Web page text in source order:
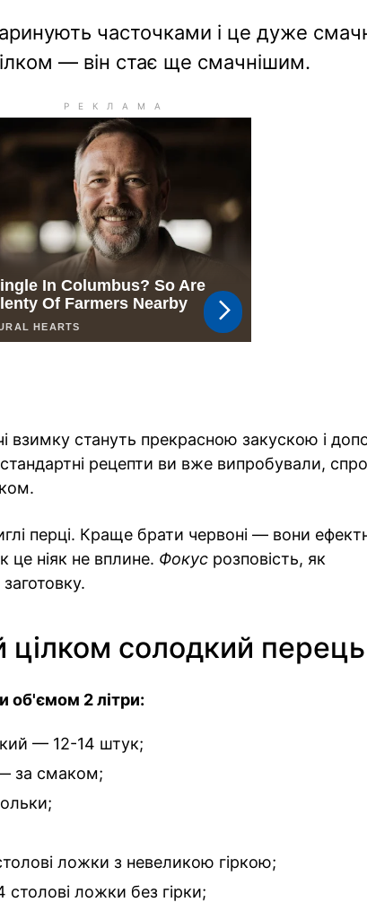
часточками і це дуже
— він стає ще смачнішим.
взимку стануть прекрасною закускою і
рецепти ви вже випробували,
перці. Краще брати червоні — вони
це ніяк не вплине. Фокус розповість, як
солодкий перець
об'ємом 2 літри:
— 12-14 штук;
за смаком;
ложки з невеликою гіркою;
ложки без гірки;